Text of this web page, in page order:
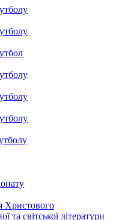
Христового
та світської літератури